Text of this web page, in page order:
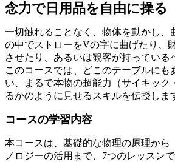
念力で日用品を自由に操る
一切触れることなく、物体を動かし、
の中でストローをVの字に曲げたり、
させたり、あるいは観客が持ってい
このコースでは、どこのテーブルにも
い、まるで本物の超能力（サイキック
るかのように見せるスキルを伝授しま
コースの学習内容
本コースは、基礎的な物理の原理から
ノロジーの活用まで、7つのレッスン